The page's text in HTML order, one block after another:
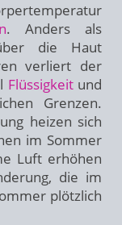
. Anders als
die Haut
verliert der
Flüssigkeitund
Grenzen.
heizen sich
im Sommer
Luft erhöhen
die im
plötzlich